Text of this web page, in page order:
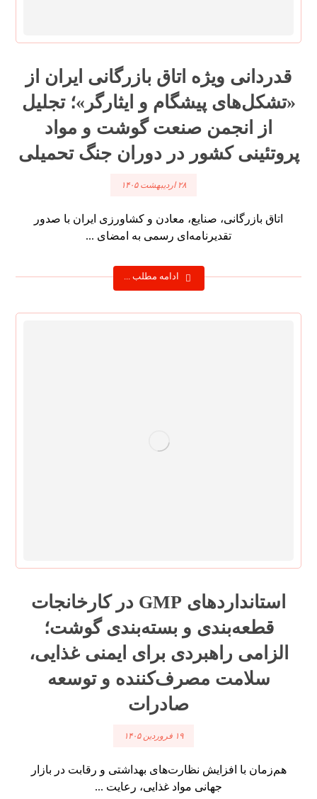
قدردانی ویژه اتاق بازرگانی ایران از
«تشکل‌های پیشگام و ایثارگر»؛ تجلیل
از انجمن صنعت گوشت و مواد
پروتئینی کشور در دوران جنگ تحمیلی
۲۸ اردیبهشت ۱۴۰۵
اتاق بازرگانی، صنایع، معادن و کشاورزی ایران با صدور
تقدیرنامه‌ای رسمی به امضای ...
ادامه مطلب ...
استانداردهای GMP در کارخانجات
قطعه‌بندی و بسته‌بندی گوشت؛
الزامی راهبردی برای ایمنی غذایی،
سلامت مصرف‌کننده و توسعه
صادرات
۱۹ فروردین ۱۴۰۵
هم‌زمان با افزایش نظارت‌های بهداشتی و رقابت در بازار
جهانی مواد غذایی، رعایت ...